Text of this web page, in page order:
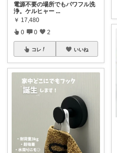
電源不要の場所でもパワフル洗
浄。ケルヒャー ...
￥ 17,480
0 0 2
コレ いいね